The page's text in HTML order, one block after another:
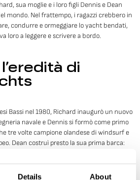
Details About
sua moglie e i loro figli Dennis e Dean
mondo. Nel frattempo, i ragazzi crebbero in
condurre e ormeggiare lo yacht bendati,
loro a leggere e scrivere a bordo.
di
Bassi nel 1980, Richard inaugurò un nuovo
navale e Dennis si formò come primo
tre volte campione olandese di windsurf e
Dean costruì presto la sua prima barca:
superava gli altri velisti a oltre 20 nodi. Nel
come capitano su grandi yacht nel